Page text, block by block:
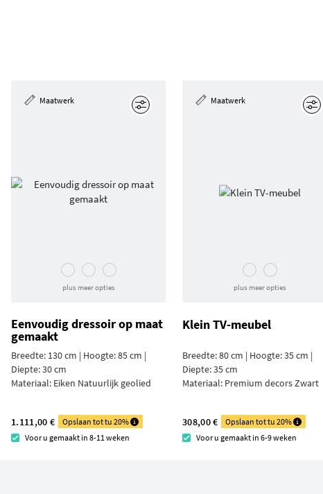
Maatwerk
plus meer opties
Eenvoudig dressoir op maat
gemaakt
Breedte: 130 cm | Hoogte: 85 cm |
Diepte: 30 cm
Materiaal: Eiken Natuurlijk geolied
1.111,00 €
Opslaan tot tu 20%
Voor u gemaakt in 8-11 weken
Maatwerk
plus meer opties
Klein TV-meubel
Breedte: 80 cm | Hoogte: 35 cm |
Diepte: 35 cm
Materiaal: Premium decors Zwart
308,00 €
Opslaan tot tu 20%
Voor u gemaakt in 6-9 weken